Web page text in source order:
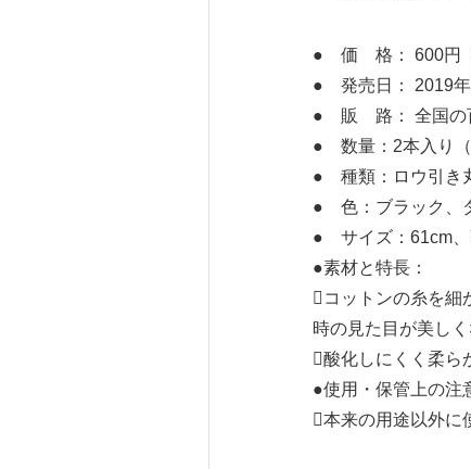
● 価 格： 600円（
● 発売日： 2019年
● 販 路： 全国の
● 数量：2本入り（
● 種類：ロウ引き
● 色：ブラック、
● サイズ：61cm、
●素材と特長：
コットンの糸を細
時の見た目が美しく
酸化しにくく柔ら
●使用・保管上の注
本来の用途以外に